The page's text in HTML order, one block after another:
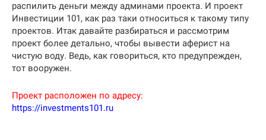
распилить деньги между админами проекта. И проект
Инвестиции 101, как раз таки относиться к такому типу
проектов. Итак давайте разбираться и рассмотрим
проект более детально, чтобы вывести аферист на
чистую воду. Ведь, как говориться, кто предупрежден,
тот вооружен.
Проект расположен по адресу:
https://investments101.ru